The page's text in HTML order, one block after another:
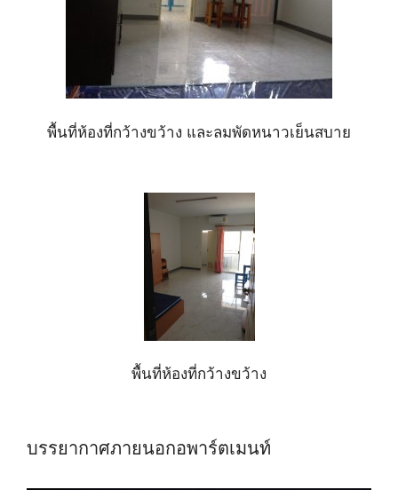
พื้นที่ห้องที่กว้างขว้าง และลมพัดหนาวเย็นสบาย
พื้นที่ห้องที่กว้างขว้าง
บรรยากาศภายนอกอพาร์ตเมนท์